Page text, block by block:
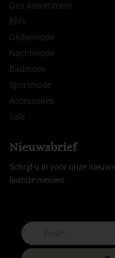
Ons Assortiment
BH’s
Ondermode
Nachtmode
Badmode
Sportmode
Accessoires
Sale
Nieuwsbrief
Schrijf u in voor onze
laatste nieuws.